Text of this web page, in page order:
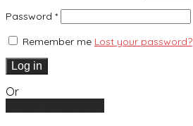
Password *
Remember me Lost your password?
Log in
Or